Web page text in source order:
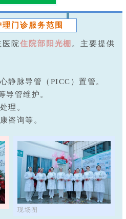
门诊服务范围
医院住院部阳光棚 。主要提供
静脉导管（PICC）置管。
导管维护。
理。
咨询等。
现场图